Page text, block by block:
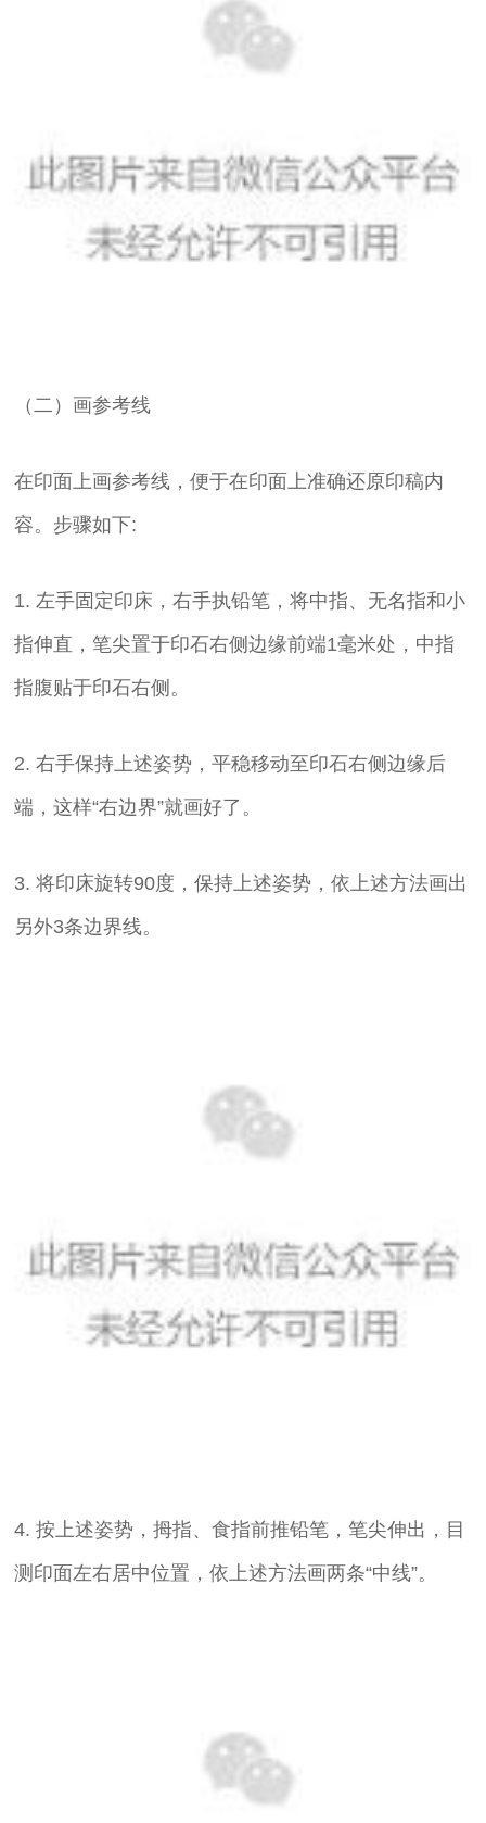
（二）画参考线
在印面上画参考线，便于在印面上准确还原印稿内
容。步骤如下:
1. 左手固定印床，右手执铅笔，将中指、无名指和小
指伸直，笔尖置于印石右侧边缘前端1毫米处，中指
指腹贴于印石右侧。
2. 右手保持上述姿势，平稳移动至印石右侧边缘后
端，这样“右边界”就画好了。
3. 将印床旋转90度，保持上述姿势，依上述方法画出
另外3条边界线。
4. 按上述姿势，拇指、食指前推铅笔，笔尖伸出，目
测印面左右居中位置，依上述方法画两条“中线”。